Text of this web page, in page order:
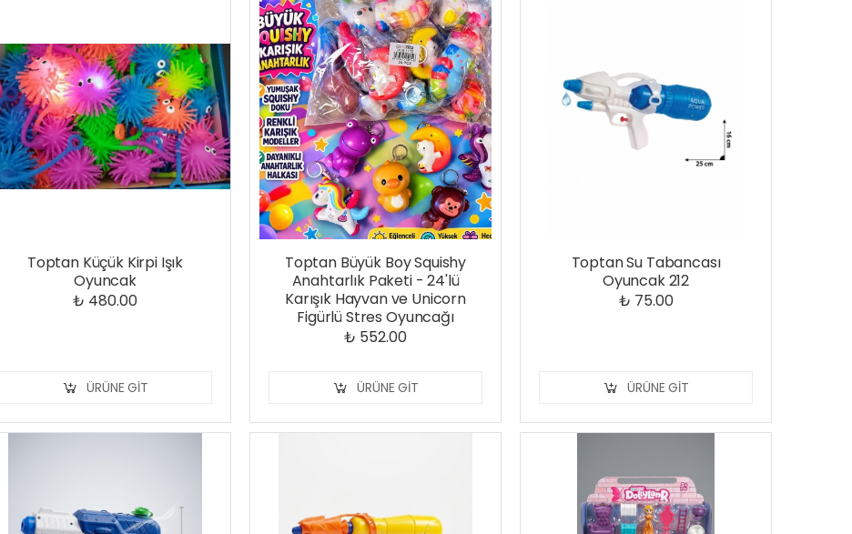
Toptan Küçük Kirpi Işık
Oyuncak
₺ 480.00
ÜRÜNE GIT
Toptan Büyük Boy Squishy
Anahtarlık Paketi - 24'lü
Karışık Hayvan ve Unicorn
Figürlü Stres Oyuncağı
₺ 552.00
ÜRÜNE GIT
Toptan Su Tabancası
Oyuncak 212
₺ 75.00
ÜRÜNE GIT